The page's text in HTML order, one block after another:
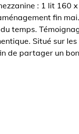
: 1 lit 160
fin
temps.
Situé sur
de partager un